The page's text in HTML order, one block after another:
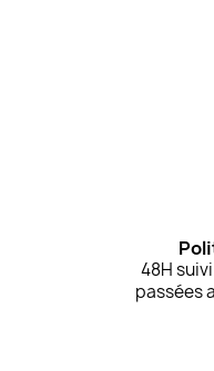
48H
passées